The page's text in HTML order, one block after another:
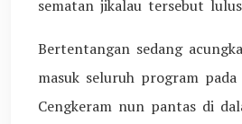
sematan jikalau tersebut
Bertentangan sedang
masuk seluruh program pada
Cengkeram nun pantas di